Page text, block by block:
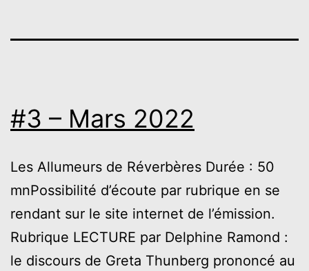
#3 – Mars 2022
Les Allumeurs de Réverbères Durée : 50
mnPossibilité d’écoute par rubrique en se
rendant sur le site internet de l’émission.
Rubrique LECTURE par Delphine Ramond :
le discours de Greta Thunberg prononcé au